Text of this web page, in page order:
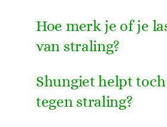
Hoe merk je of je
van straling?
Shungiet helpt
tegen straling?